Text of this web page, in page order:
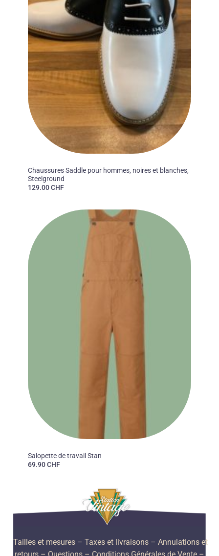
Chaussures Saddle pour hommes, noires et blanches,
Steelground
129.00CHF
Ajouter
à la liste
Salopette de travail Stan
69.90CHF
Tailles et mesures – Taxes et livraisons – Annulations et